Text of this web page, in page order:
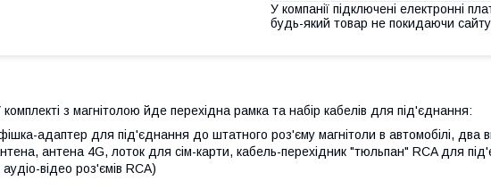
У компанії підключені електронні
будь-який товар не покидаючи
комплекті з магнітолою йде перехідна рамка та набір кабелів для під'єднання:
адаптер для під'єднання до штатного роз'єму магнітоли в автомобілі, два
антена 4G, лоток для сім-карти, кабель-перехідник "тюльпан" RCA для
аудіо-відео роз'ємів RCA)